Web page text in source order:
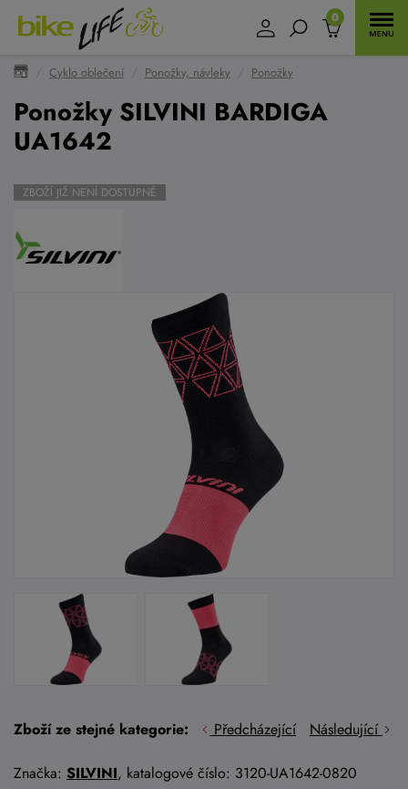
0
Cyklo oblečení Ponožky, návleky Ponožky
Ponožky SILVINI BARDIGA
UA1642
ZBOŽÍ JIŽ NENÍ DOSTUPNÉ
Zboží ze stejné kategorie: Předcházející Následující
Značka: SILVINI, katalogové číslo: 3120-UA1642-0820